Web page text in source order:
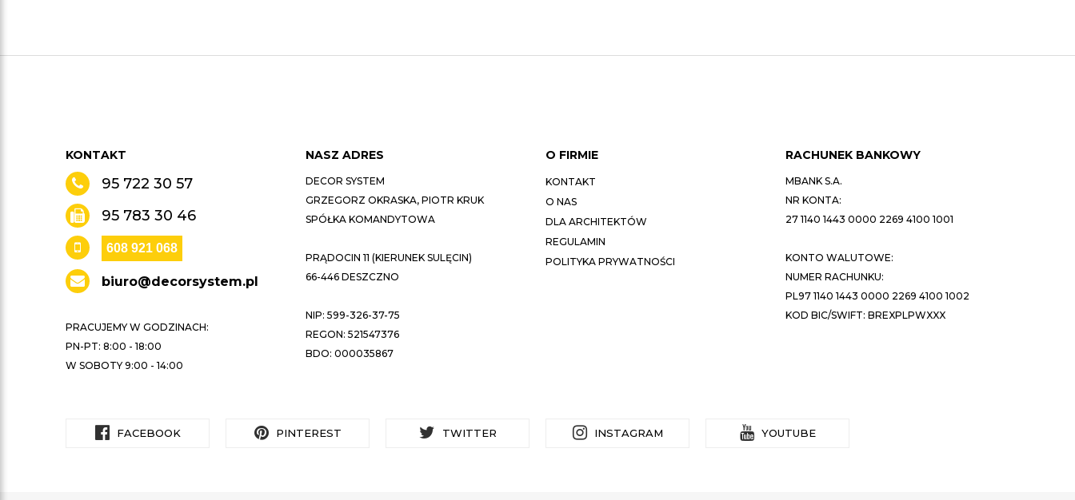
KONTAKT
95 722 30 57
95 783 30 46
608 921 068
biuro@decorsystem.pl
PRACUJEMY W GODZINACH:
PN-PT: 8:00 - 18:00
W SOBOTY 9:00 - 14:00
NASZ ADRES
DECOR SYSTEM
GRZEGORZ OKRASKA, PIOTR KRUK
SPÓŁKA KOMANDYTOWA
PRĄDOCIN 11 (KIERUNEK SULĘCIN)
66-446 DESZCZNO
NIP: 599-326-37-75
REGON: 521547376
BDO: 000035867
O FIRMIE
KONTAKT
O NAS
DLA ARCHITEKTÓW
REGULAMIN
POLITYKA PRYWATNOŚCI
RACHUNEK BANKOWY
MBANK S.A.
NR KONTA:
27 1140 1443 0000 2269 4100 1001
KONTO WALUTOWE:
NUMER RACHUNKU:
PL97 1140 1443 0000 2269 4100 1002
KOD BIC/SWIFT: BREXPLPWXXX
FACEBOOK PINTEREST TWITTER INSTAGRAM YOUTUBE